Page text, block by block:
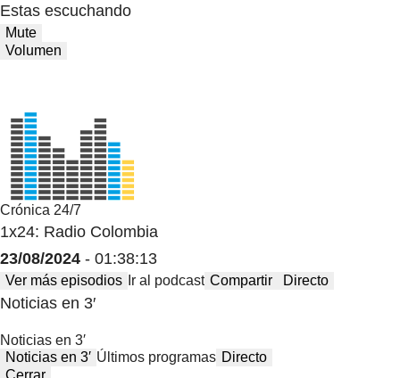
Estas escuchando
Mute
Volumen
Crónica 24/7
1x24: Radio Colombia
23/08/2024 - 01:38:13
Ver más episodios Ir al podcast Compartir Directo
Noticias en 3′
Noticias en 3′
Noticias en 3′ Últimos programas Directo
Cerrar